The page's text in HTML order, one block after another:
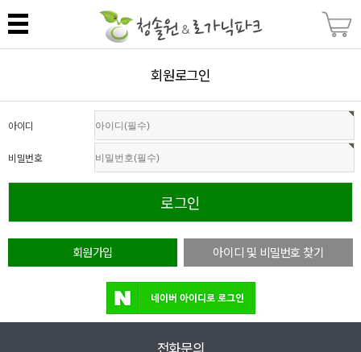
회원로그인
아이디
비밀번호
회원가입 아이디 및 비밀번호 찾기
전화문의